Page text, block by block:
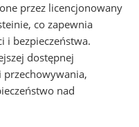
przez licencjonowany
co zapewnia
i bezpieczeństwa.
dostępnej
nad